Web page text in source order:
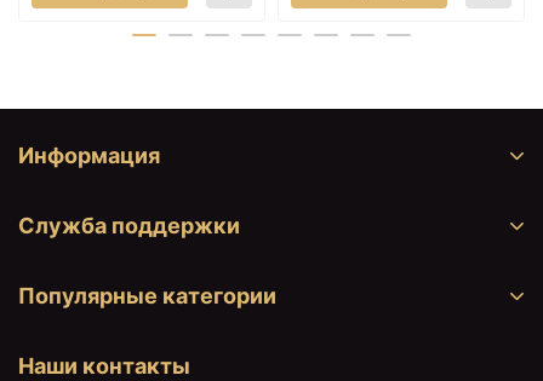
Информация
Служба поддержки
Популярные категории
Наши контакты